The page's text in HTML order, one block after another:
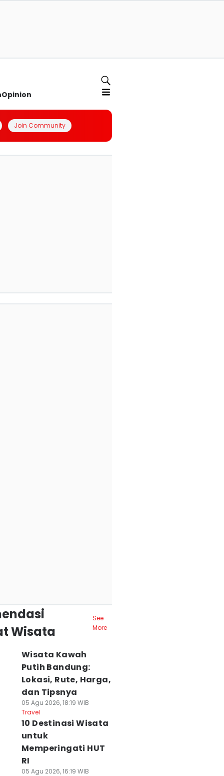
Opinion
Join Community
Wisata
See
More
Wisata Kawah
Putih Bandung:
Lokasi, Rute, Harga,
dan Tipsnya
05 Agu 2026, 18:19 WIB
Travel
10 Destinasi Wisata
untuk
Memperingati HUT
RI
05 Agu 2026, 16:19 WIB